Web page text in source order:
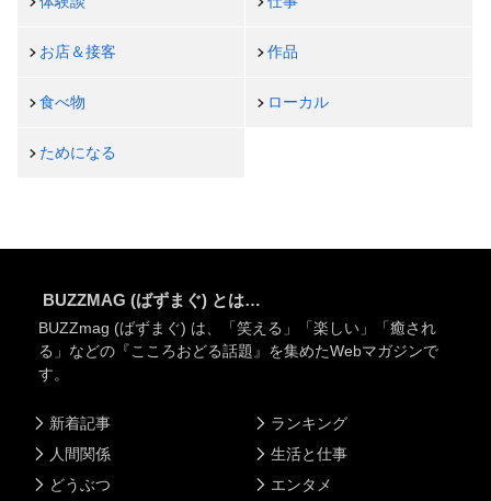
お店＆接客 作品
食べ物 ローカル
ためになる
BUZZMAG (ばずまぐ) とは…
BUZZmag (ばずまぐ) は、「笑える」「楽しい」「癒され
る」などの『こころおどる話題』を集めたWebマガジンで
す。
新着記事
人間関係
どうぶつ
ランキング
生活と仕事
エンタメ